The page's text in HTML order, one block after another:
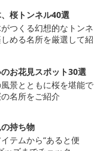
桜トンネル40選
つくる幻想的なトンネ
める名所を厳選して紹
お花見スポット30選
景とともに桜を堪能で
名所をご紹介
持ち物
テムから“あると便